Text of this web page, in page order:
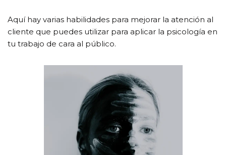
Aquí hay varias habilidades para mejorar la atención al
cliente que puedes utilizar para aplicar la psicología en
tu trabajo de cara al público.